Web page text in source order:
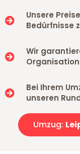
Unsere
Bedürfnisse
Wir
Bei Ihrem
unseren
Umzug: